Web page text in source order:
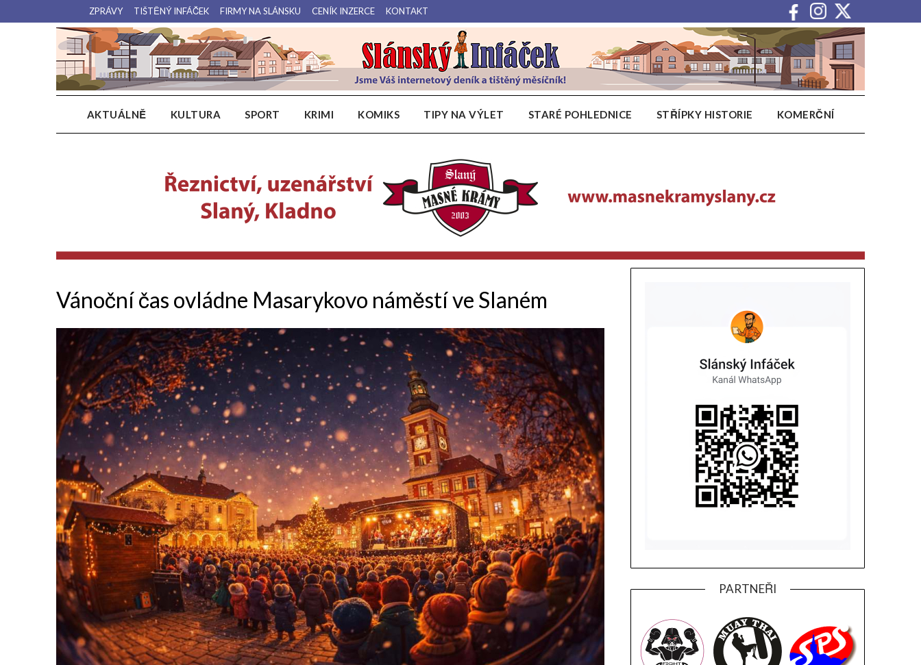
na
ZPRÁVY TIŠTĚNÝ INFÁČEK FIRMY NA SLÁNSKU CENÍK INZERCE KONTAKT
Slánský Infáček
Váš internetový deník a tištěný měsíčník pro Slánsko, Kladensko a Lounsko.
AKTUÁLNĚ KULTURA SPORT KRIMI KOMIKS TIPY NA VÝLET STARÉ POHLEDNICE STŘÍPKY HISTORIE KOMERČNÍ
Vánoční čas ovládne Masarykovo náměstí ve Slaném
PARTNEŘI